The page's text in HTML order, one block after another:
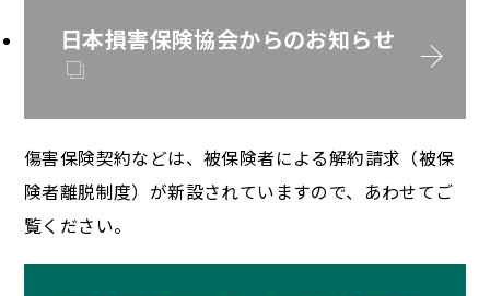
日本損害保険協会からのお知らせ
傷害保険契約などは、被保険者による解約請求（被保
険者離脱制度）が新設されていますので、あわせてご
覧ください。